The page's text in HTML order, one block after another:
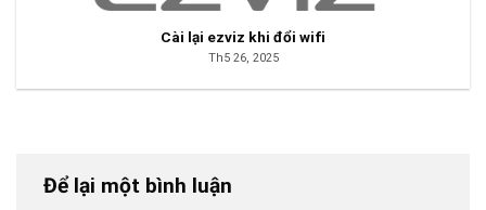
Cài lại ezviz khi đổi wifi
Th5 26, 2025
Để lại một bình luận